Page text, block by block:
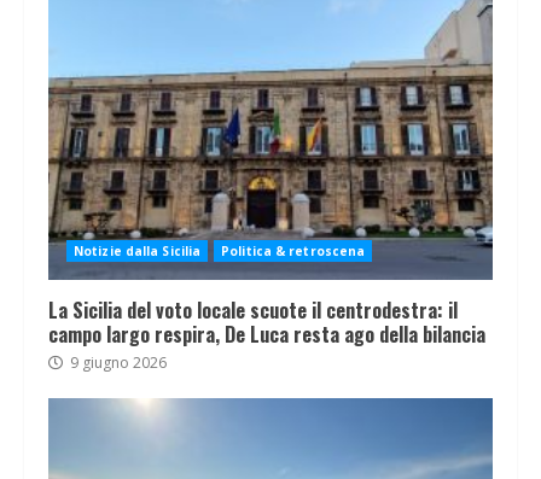
Notizie dalla Sicilia Politica & retroscena
La Sicilia del voto locale scuote il centrodestra: il
campo largo respira, De Luca resta ago della bilancia
9 giugno 2026